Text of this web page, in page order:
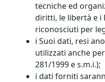
tecniche ed
diritti, le libertà e i
riconosciuti per
i Suoi dati, resi
utilizzati anche
281/1999 e s.m.i.);
i dati forniti